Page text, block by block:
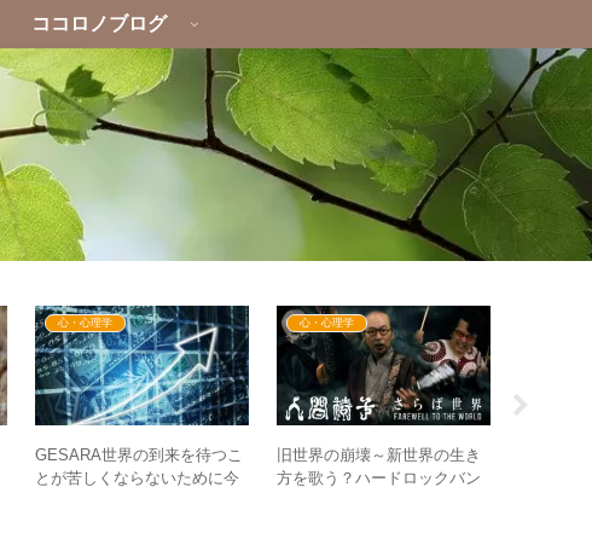
ココロノブログ
心・心理学
GESARA世界の到来を待つこ
とが苦しくならないために今
心・心理学
旧世界の崩壊～新世界の生き
方を歌う？ハードロックバン